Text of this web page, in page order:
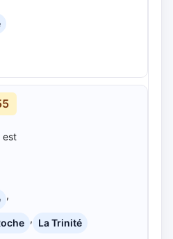
est
,
, La Trinité